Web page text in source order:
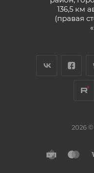
136,5 км
(правая
2026